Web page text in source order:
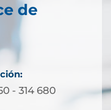
de
- 314 680